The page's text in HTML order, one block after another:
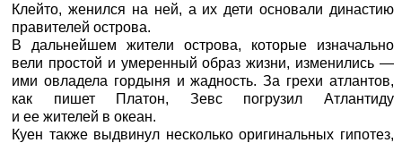
Клейто, женился на ней, а их дети основали династию
правителей острова.
В дальнейшем жители острова, которые изначально
вели простой и умеренный образ жизни, изменились —
ими овладела гордыня и жадность. За грехи атлантов,
как пишет Платон, Зевс погрузил Атлантиду
и ее жителей в океан.
Куен также выдвинул несколько оригинальных гипотез,